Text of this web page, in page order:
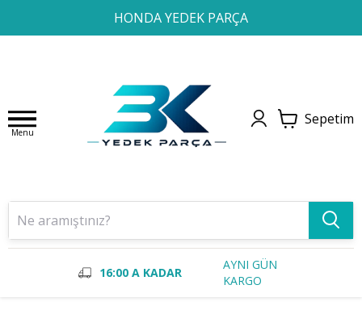
HONDA YEDEK PARÇA
1 2 3 4
Menu
Sepetim
16:00 A KADAR
AYNI GÜN
KARGO